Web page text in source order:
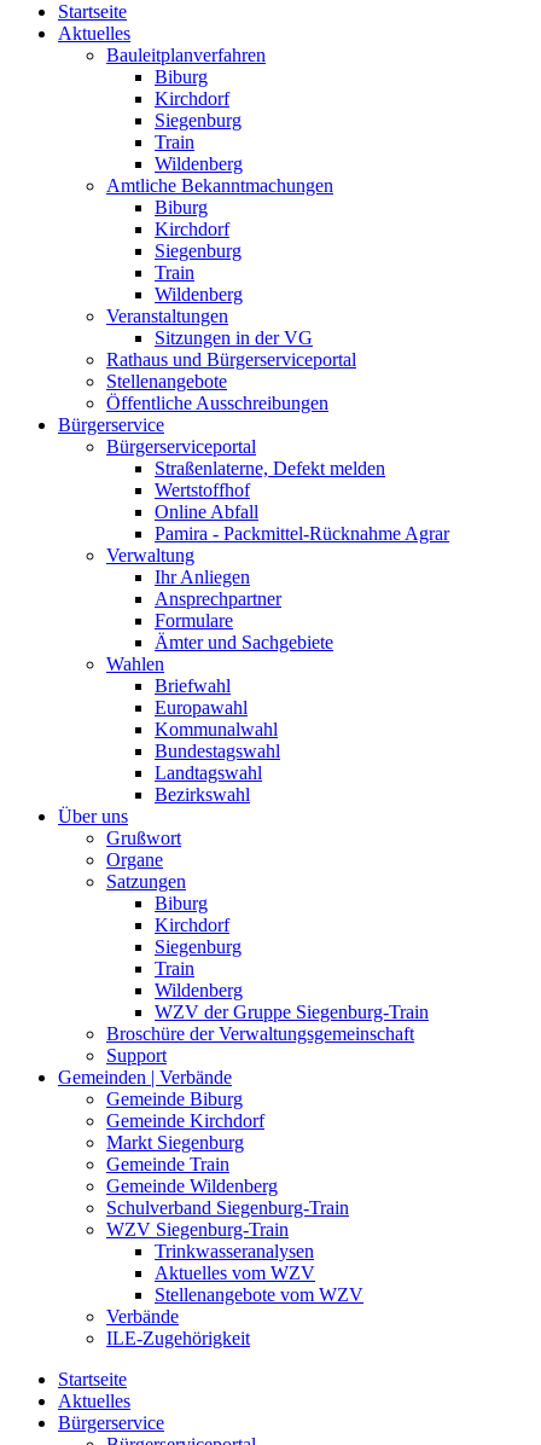
Startseite
Aktuelles
Bauleitplanverfahren
Biburg
Kirchdorf
Siegenburg
Train
Wildenberg
Amtliche Bekanntmachungen
Biburg
Kirchdorf
Siegenburg
Train
Wildenberg
Veranstaltungen
Sitzungen in der VG
Rathaus und Bürgerserviceportal
Stellenangebote
Öffentliche Ausschreibungen
Bürgerservice
Bürgerserviceportal
Straßenlaterne, Defekt melden
Wertstoffhof
Online Abfall
Pamira - Packmittel-Rücknahme Agrar
Verwaltung
Ihr Anliegen
Ansprechpartner
Formulare
Ämter und Sachgebiete
Wahlen
Briefwahl
Europawahl
Kommunalwahl
Bundestagswahl
Landtagswahl
Bezirkswahl
Über uns
Grußwort
Organe
Satzungen
Biburg
Kirchdorf
Siegenburg
Train
Wildenberg
WZV der Gruppe Siegenburg-Train
Broschüre der Verwaltungsgemeinschaft
Support
Gemeinden | Verbände
Gemeinde Biburg
Gemeinde Kirchdorf
Markt Siegenburg
Gemeinde Train
Gemeinde Wildenberg
Schulverband Siegenburg-Train
WZV Siegenburg-Train
Trinkwasseranalysen
Aktuelles vom WZV
Stellenangebote vom WZV
Verbände
ILE-Zugehörigkeit
Startseite
Aktuelles
Bürgerservice